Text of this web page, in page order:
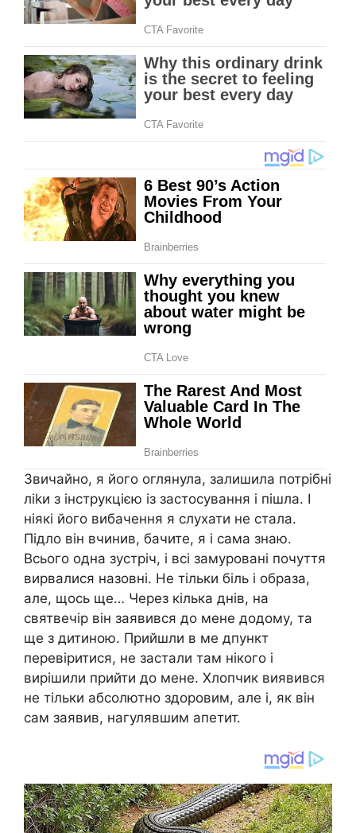
Звичайно, я його оглянула, залишила потрібні
ліkи з інструкцією із застосування і пішла. І
ніякі його вибачення я слухати не стала.
Підло він вчинив, бачите, я і сама знаю.
Всього одна зустріч, і всі замуровані почуття
вирвалися назовні. Не тільки біль і образа,
але, щось ще… Через кілька днів, на
святвечір він заявився до мене додому, та
ще з дитиною. Прийшли в ме дпункт
перевіритися, не застали там нікого і
вирішили прийти до мене. Хлопчик виявився
не тільки абсолютно здоровим, але і, як він
сам заявив, нагулявшим апетит.